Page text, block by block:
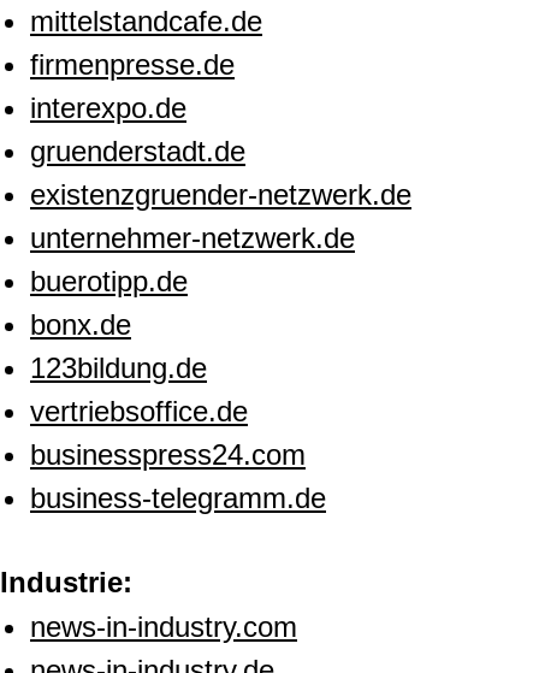
mittelstandcafe.de
firmenpresse.de
interexpo.de
gruenderstadt.de
existenzgruender-netzwerk.de
unternehmer-netzwerk.de
buerotipp.de
bonx.de
123bildung.de
vertriebsoffice.de
businesspress24.com
business-telegramm.de
Industrie:
news-in-industry.com